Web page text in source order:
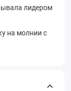
лидером
на молнии с